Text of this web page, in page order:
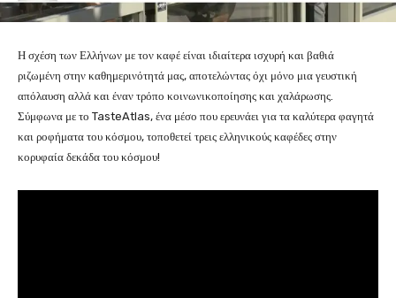
Η σχέση των Ελλήνων με τον καφέ είναι ιδιαίτερα ισχυρή και βαθιά
ριζωμένη στην καθημερινότητά μας, αποτελώντας όχι μόνο μια γευστική
απόλαυση αλλά και έναν τρόπο κοινωνικοποίησης και χαλάρωσης.
Σύμφωνα με το TasteAtlas, ένα μέσο που ερευνάει για τα καλύτερα φαγητά
και ροφήματα του κόσμου, τοποθετεί τρεις ελληνικούς καφέδες στην
κορυφαία δεκάδα του κόσμου!